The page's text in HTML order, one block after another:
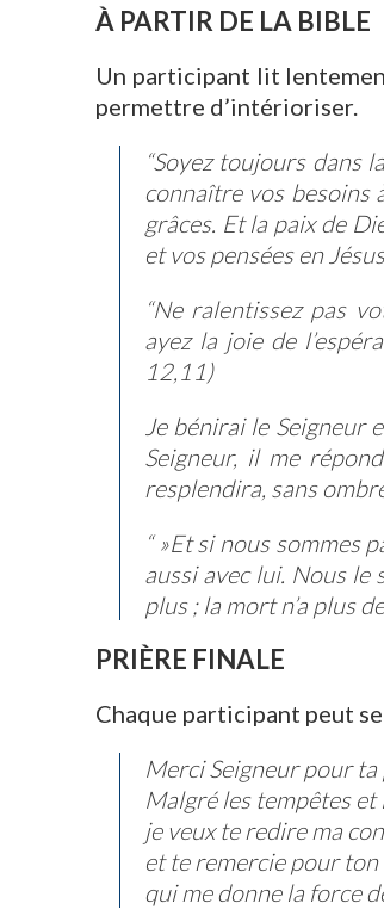
À PARTIR DE LA BIBLE
Un participant lit
permettre d’intérioriser.
“Soyez toujours dans
connaître vos besoins
grâces. Et la paix de
et vos pensées en
“Ne ralentissez pas
ayez la joie de
12,11)
Je bénirai le Seigneur
Seigneur, il me
resplendira, sans
“ »Et si nous sommes
aussi avec lui. Nous le
plus ; la mort n’a plus
PRIÈRE FINALE
Chaque participant peut
Merci Seigneur pour ta
Malgré les tempêtes et
je veux te redire ma
et te remercie pour
qui me donne la force